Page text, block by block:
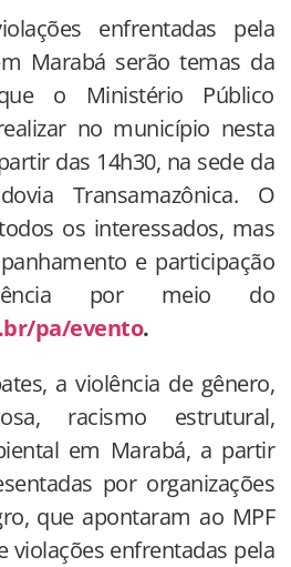
enfrentadas pela
Marabá serão temas da
o Ministério Público
no município nesta
das 14h30, na sede da
Transamazônica. O
os interessados, mas
e participação
por meio do
pa/evento.
a violência de gênero,
racismo estrutural,
em Marabá, a partir
por organizações
que apontaram ao MPF
violações enfrentadas pela